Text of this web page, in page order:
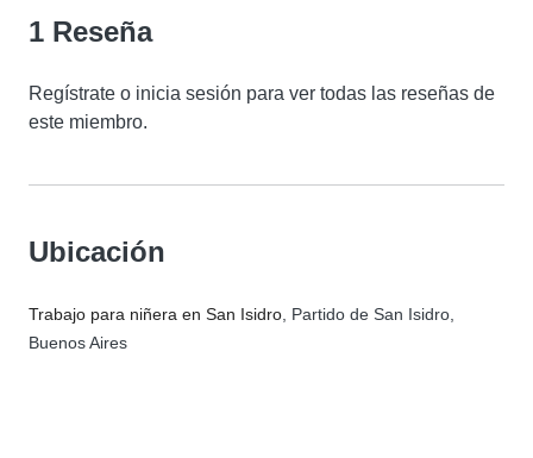
1 Reseña
Regístrate o inicia sesión para ver todas las reseñas de
este miembro.
Ubicación
Trabajo para niñera en San Isidro, Partido de San Isidro,
Buenos Aires